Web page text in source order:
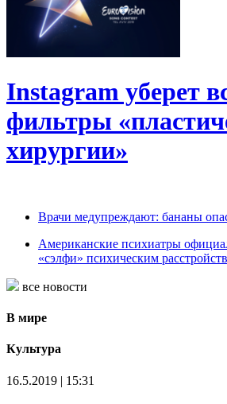
Instagram уберет
фильтры
хирургии»
Врачи медупреждают: бананы
Американские психиатры
«сэлфи» психическим
все новости
В мире
Культура
16.5.2019 | 15:31